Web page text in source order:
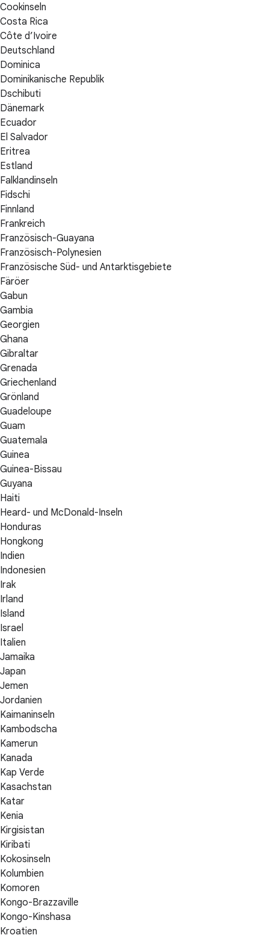
Cookinseln
Costa Rica
Côte d’Ivoire
Deutschland
Dominica
Dominikanische Republik
Dschibuti
Dänemark
Ecuador
El Salvador
Eritrea
Estland
Falklandinseln
Fidschi
Finnland
Frankreich
Französisch-Guayana
Französisch-Polynesien
Französische Süd- und Antarktisgebiete
Färöer
Gabun
Gambia
Georgien
Ghana
Gibraltar
Grenada
Griechenland
Grönland
Guadeloupe
Guam
Guatemala
Guinea
Guinea-Bissau
Guyana
Haiti
Heard- und McDonald-Inseln
Honduras
Hongkong
Indien
Indonesien
Irak
Irland
Island
Israel
Italien
Jamaika
Japan
Jemen
Jordanien
Kaimaninseln
Kambodscha
Kamerun
Kanada
Kap Verde
Kasachstan
Katar
Kenia
Kirgisistan
Kiribati
Kokosinseln
Kolumbien
Komoren
Kongo-Brazzaville
Kongo-Kinshasa
Kroatien